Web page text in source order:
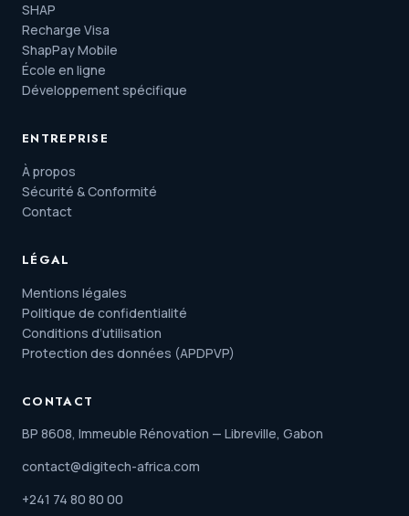
SHAP
Recharge Visa
ShapPay Mobile
École en ligne
Développement spécifique
ENTREPRISE
À propos
Sécurité & Conformité
Contact
LÉGAL
Mentions légales
Politique de confidentialité
Conditions d’utilisation
Protection des données (APDPVP)
CONTACT
BP 8608, Immeuble Rénovation — Libreville, Gabon
contact@digitech-africa.com
+241 74 80 80 00